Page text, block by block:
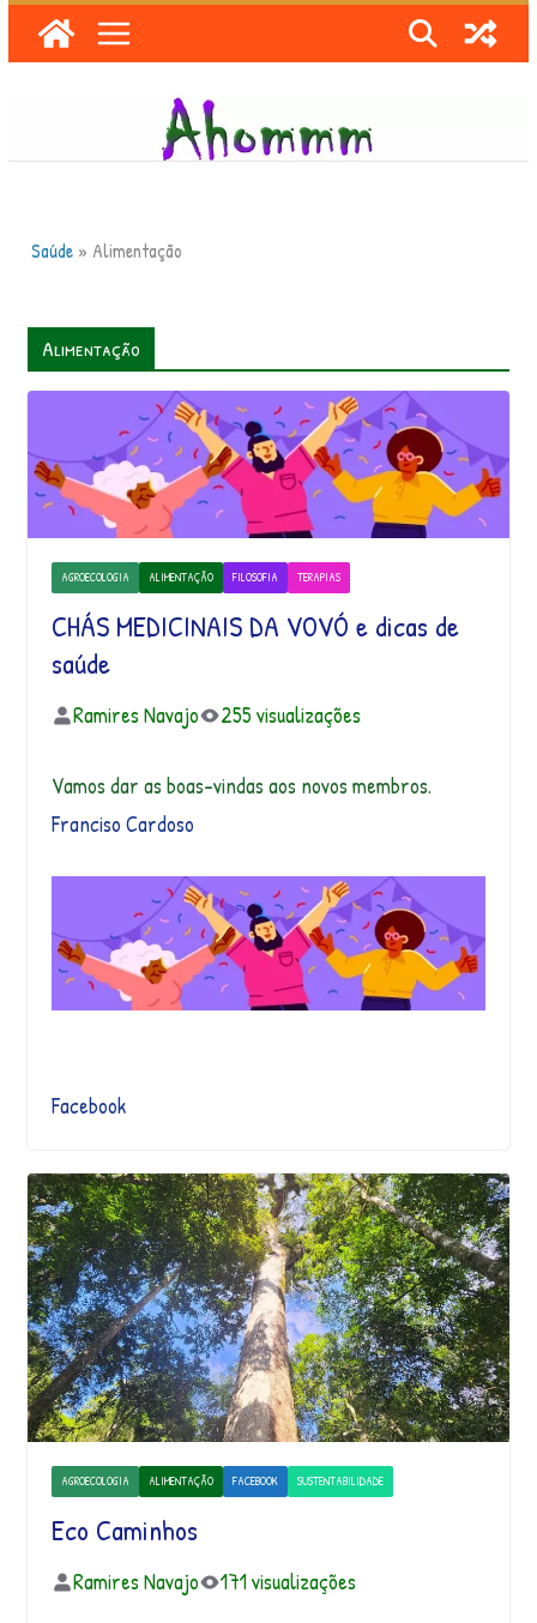
Skip
to
Saúde» Alimentação
Alimentação
AGROECOLOGIA ALIMENTAÇÃO FILOSOFIA TERAPIAS
CHÁS MEDICINAIS DA VOVÓ e dicas de
saúde
Ramires Navajo 255 visualizações
Vamos dar as boas-vindas aos novos membros.
Franciso Cardoso
Facebook
AGROECOLOGIA ALIMENTAÇÃO FACEBOOK SUSTENTABILIDADE
Eco Caminhos
Ramires Navajo 171 visualizações